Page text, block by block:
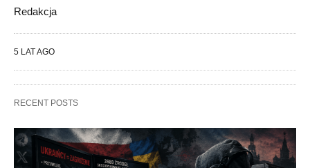
Redakcja
5 LAT AGO
RECENT POSTS